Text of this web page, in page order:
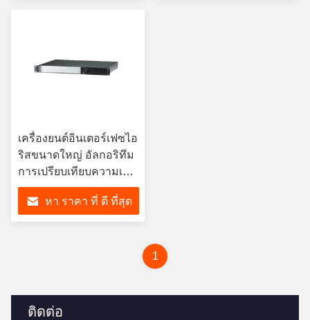
ติดต่อ
เครื่องยนต์อินเตอร์เฟซไอ
ริสขนาดใหญ่ อัลกอริทึม
การเปรียบเทียบความเร็ว
สูง
หา ราคา ที่ ดี ที่สุด
1